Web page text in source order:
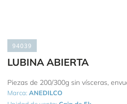
94039
LUBINA ABIERTA
Piezas de 200/300g sin vísceras,
Marca: ANEDILCO